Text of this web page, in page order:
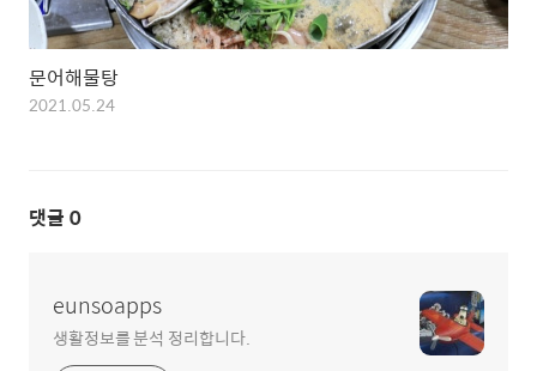
문어해물탕
2021.05.24
댓글 0
eunsoapps
생활정보를 분석 정리합니다.